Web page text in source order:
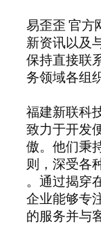
易歪歪 官方
新资讯以及
保持直接联
务领域各组
福建新联科
致力于开发
傲。他们秉
则，深受各
。通过揭穿
企业能够专
的服务并与